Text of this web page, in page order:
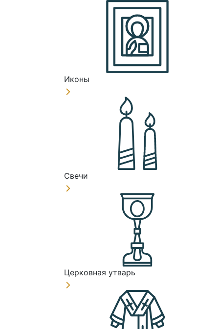
Иконы
Свечи
Церковная утварь